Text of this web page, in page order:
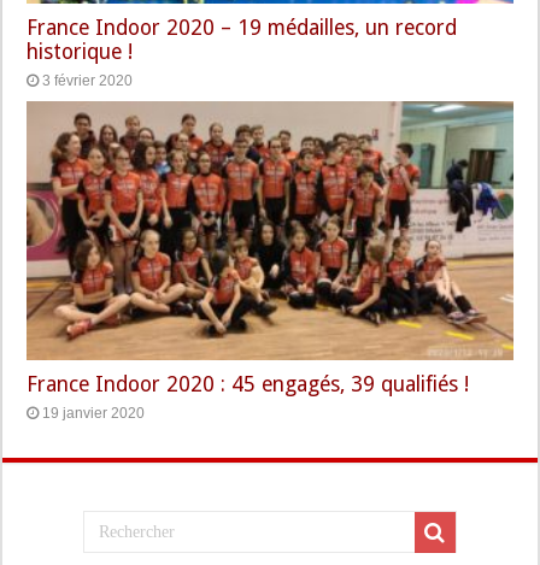
France Indoor 2020 – 19 médailles, un record
historique !
3 février 2020
France Indoor 2020 : 45 engagés, 39 qualifiés !
19 janvier 2020